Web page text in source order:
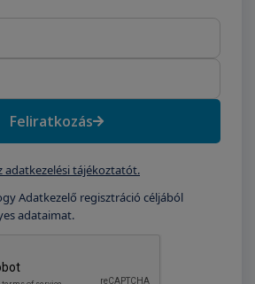
Feliratkozás
adatkezelési tájékoztatót.
Adatkezelő regisztráció céljából
adataimat.